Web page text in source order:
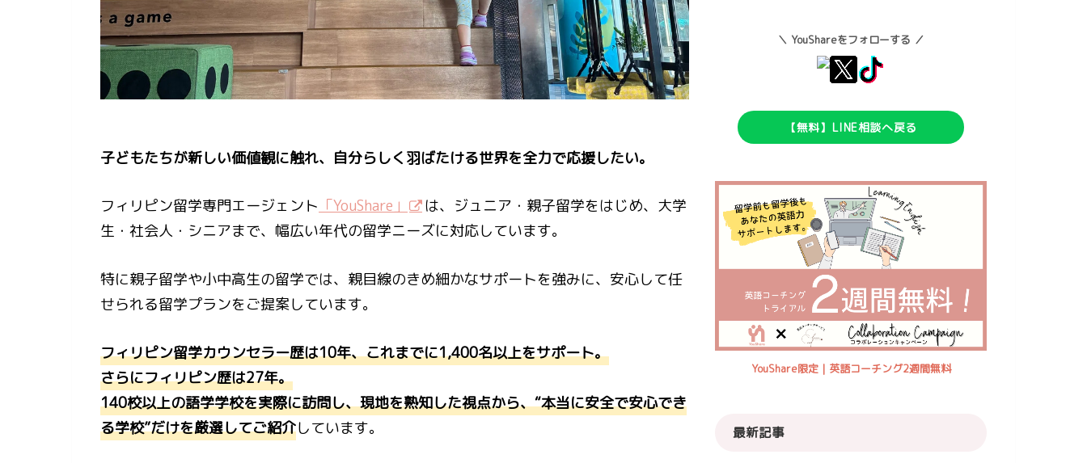
子どもたちが新しい価値観に触れ、自分らしく羽ばたける世界を全力で応援したい。
フィリピン留学専門エージェント 「YouShare」
は、ジュニア・親子留学をはじめ、大学
生・社会人・シニアまで、幅広い年代の留学ニーズに対応しています。
特に親子留学や小中高生の留学では、親目線のきめ細かなサポートを強みに、安心して任
せられる留学プランをご提案しています。
フィリピン留学カウンセラー歴は10年、これまでに1,400名以上をサポート。
さらにフィリピン歴は27年。
140校以上の語学学校を実際に訪問し、現地を熟知した視点から、“本当に安全で安心でき
る学校”だけを厳選してご紹介しています。
＼ YouShareをフォローする ／
【無料】LINE相談へ戻る
YouShare限定｜英語コーチング2週間無料
最新記事